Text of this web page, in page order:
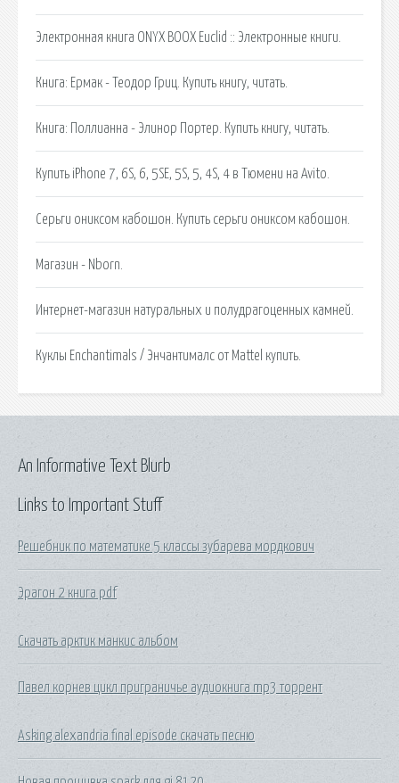
Электронная книга ONYX BOOX Euclid :: Электронные книги.
Книга: Ермак - Теодор Гриц. Купить книгу, читать.
Книга: Поллианна - Элинор Портер. Купить книгу, читать.
Купить iPhone 7, 6S, 6, 5SE, 5S, 5, 4S, 4 в Тюмени на Avito.
Серьги ониксом кабошон. Купить серьги ониксом кабошон.
Магазин - Nborn.
Интернет-магазин натуральных и полудрагоценных камней.
Куклы Enchantimals / Энчантималс от Mattel купить.
Links to Important Stuff
Решебник по математике 5 классы зубарева мордкович
Эрагон 2 книга pdf
Скачать арктик манкис альбом
Павел корнев цикл приграничье аудиокнига mp3 торрент
Asking alexandria final episode скачать песню
An Informative Text Blurb